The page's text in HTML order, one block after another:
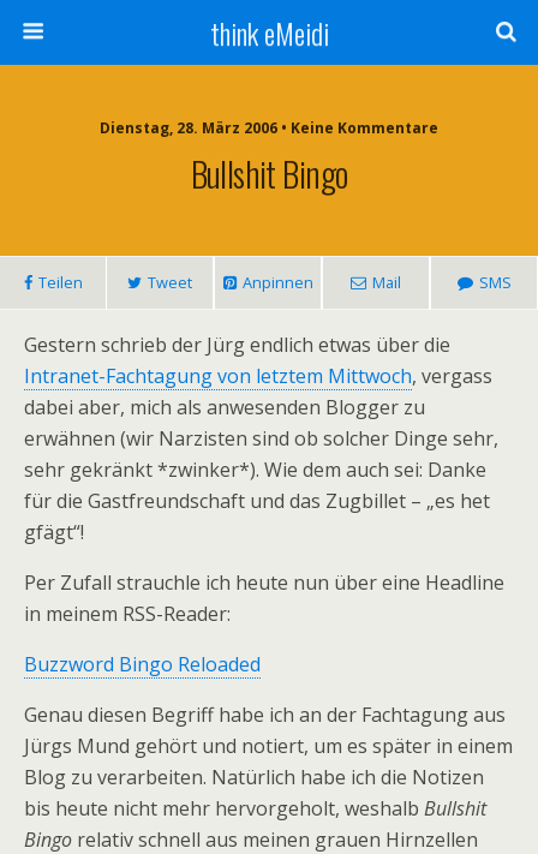
think eMeidi
Dienstag, 28. März 2006 • Keine Kommentare
Bullshit Bingo
Teilen Tweet Anpinnen Mail SMS
Gestern schrieb der Jürg endlich etwas über die
Intranet-Fachtagung von letztem Mittwoch, vergass
dabei aber, mich als anwesenden Blogger zu
erwähnen (wir Narzisten sind ob solcher Dinge sehr,
sehr gekränkt *zwinker*). Wie dem auch sei: Danke
für die Gastfreundschaft und das Zugbillet – „es het
gfägt“!
Per Zufall strauchle ich heute nun über eine Headline
in meinem RSS-Reader:
Buzzword Bingo Reloaded
Genau diesen Begriff habe ich an der Fachtagung aus
Jürgs Mund gehört und notiert, um es später in einem
Blog zu verarbeiten. Natürlich habe ich die Notizen
bis heute nicht mehr hervorgeholt, weshalb Bullshit
Bingo relativ schnell aus meinen grauen Hirnzellen